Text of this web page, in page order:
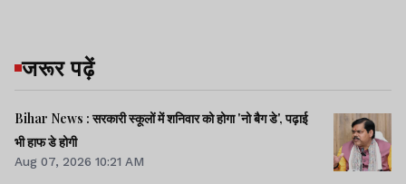
जरूर पढ़ें
Bihar News : सरकारी स्कूलों में शनिवार को होगा 'नो बैग डे', पढ़ाई
भी हाफ डे होगी
Aug 07, 2026 10:21 AM